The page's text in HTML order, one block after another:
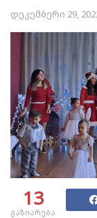
დეკემბერი 29,
13
გაზიარება